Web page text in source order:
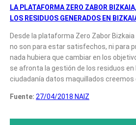
LA PLATAFORMA ZERO ZABOR
LOS RESIDUOS GENERADOS EN
Desde la plataforma Zero Zabor
no son para estar satisfechos, ni para
nada hubiera que cambiar en los
se afronta la gestión de los residuos en
ciudadanía datos maquillados
Fuente: 27/04/2018 NAIZ